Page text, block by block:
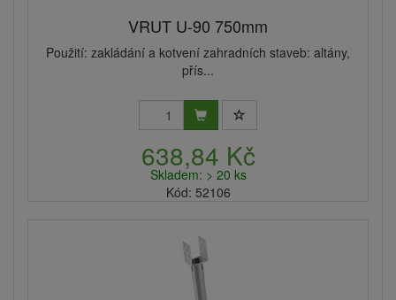
VRUT U-90 750mm
Použití: zakládání a kotvení zahradních staveb: altány,
přís...
638,84 Kč
Skladem: > 20 ks
Kód: 52106